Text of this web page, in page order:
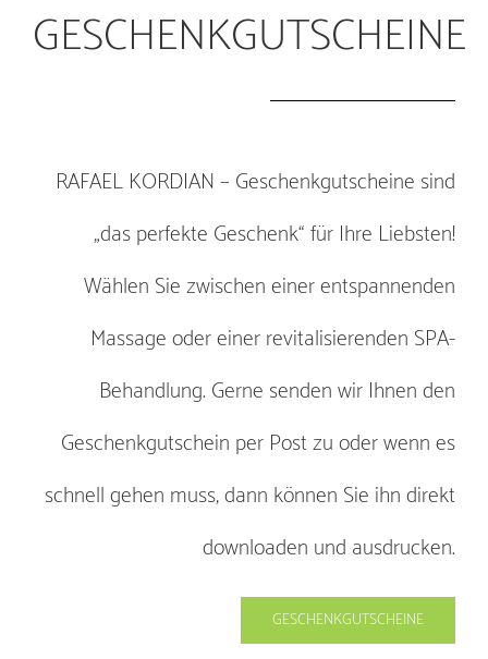
GESCHENKGUTSCHEINE
RAFAEL KORDIAN – Geschenkgutscheine sind
„das perfekte Geschenk“ für Ihre Liebsten!
Wählen Sie zwischen einer entspannenden
Massage oder einer revitalisierenden SPA-
Behandlung. Gerne senden wir Ihnen den
Geschenkgutschein per Post zu oder wenn es
schnell gehen muss, dann können Sie ihn direkt
downloaden und ausdrucken.
GESCHENKGUTSCHEINE